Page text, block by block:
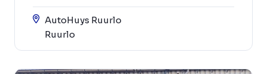
AutoHuys Ruurlo
Ruurlo